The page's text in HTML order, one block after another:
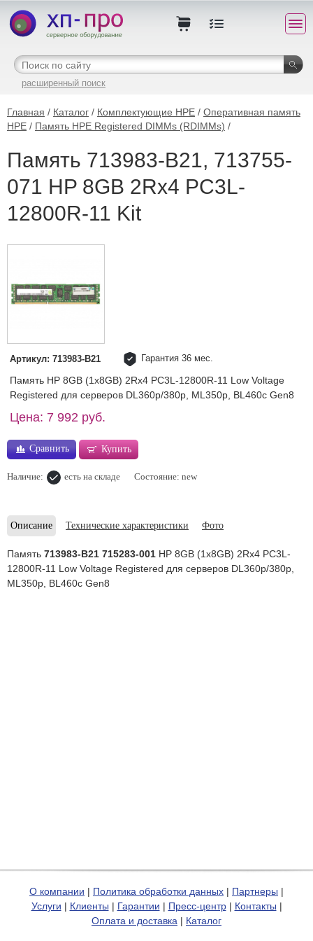
расширенный поиск
Главная / Каталог / Комплектующие HPE / Оперативная память
HPE / Память HPE Registered DIMMs (RDIMMs) /
Память 713983-B21, 713755-
071 HP 8GB 2Rx4 PC3L-
12800R-11 Kit
Артикул: 713983-B21 Гарантия 36 мес.
Память HP 8GB (1x8GB) 2Rx4 PC3L-12800R-11 Low Voltage
Registered для серверов DL360p/380p, ML350p, BL460c Gen8
Цена: 7 992 руб.
Сравнить Купить
Наличие: есть на складе Состояние: new
Описание Технические характеристики Фото
Память 713983-B21 715283-001 HP 8GB (1x8GB) 2Rx4 PC3L-
12800R-11 Low Voltage Registered для серверов DL360p/380p,
ML350p, BL460c Gen8
О компании | Политика обработки данных | Партнеры |
Услуги | Клиенты | Гарантии | Пресс-центр| Контакты |
Оплата и доставка | Каталог